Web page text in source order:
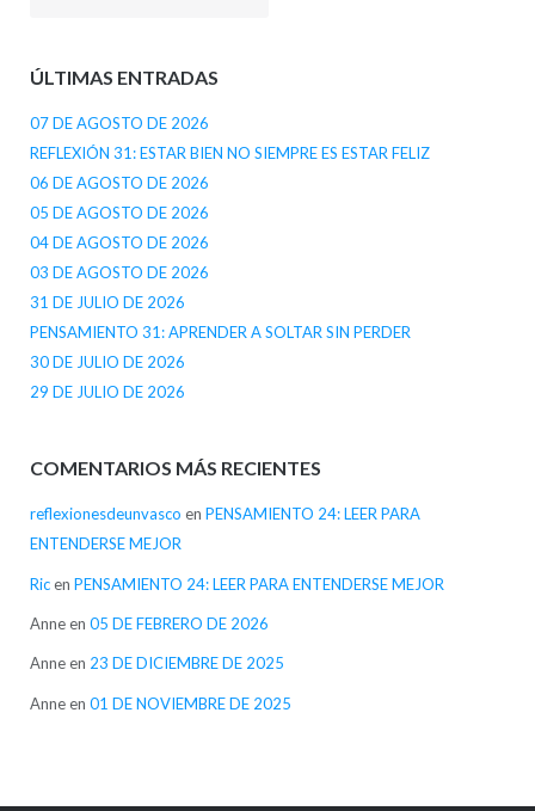
ÚLTIMAS ENTRADAS
07 DE AGOSTO DE 2026
REFLEXIÓN 31: ESTAR BIEN NO SIEMPRE ES ESTAR FELIZ
06 DE AGOSTO DE 2026
05 DE AGOSTO DE 2026
04 DE AGOSTO DE 2026
03 DE AGOSTO DE 2026
31 DE JULIO DE 2026
PENSAMIENTO 31: APRENDER A SOLTAR SIN PERDER
30 DE JULIO DE 2026
29 DE JULIO DE 2026
COMENTARIOS MÁS RECIENTES
reflexionesdeunvasco en PENSAMIENTO 24: LEER PARA
ENTENDERSE MEJOR
Ricen PENSAMIENTO 24: LEER PARA ENTENDERSE MEJOR
Anneen 05 DE FEBRERO DE 2026
Anneen 23 DE DICIEMBRE DE 2025
Anneen 01 DE NOVIEMBRE DE 2025